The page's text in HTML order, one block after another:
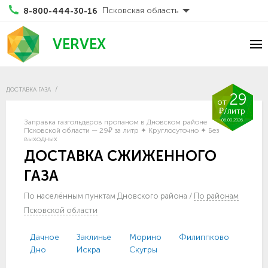
8-800-444-30-16 Псковская область
VERVEX
ДОСТАВКА ГАЗА
от29
₽/литр
06.08.2026
ДОСТАВКА СЖИЖЕННОГО
ГАЗА
Заправка газгольдеров пропаном в Дновском районе
Псковской области — 29₽ за литр ✦ Круглосуточно ✦ Без
выходных
По населённым пунктам Дновского района / По районам
Псковской области
Дачное
Дно
Заклинье
Искра
Морино
Скугры
Филиппково